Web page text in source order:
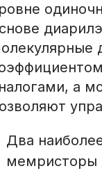
а
Два
мемристоры